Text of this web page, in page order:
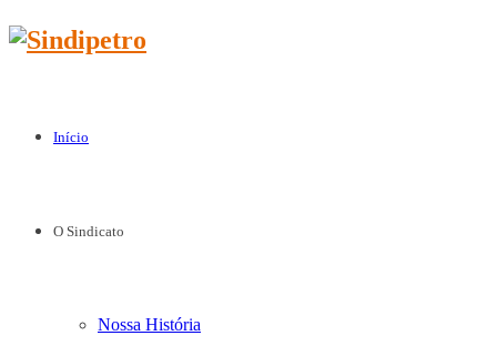
Início
O Sindicato
Nossa História